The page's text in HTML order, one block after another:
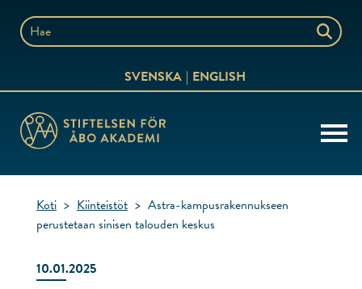
sisältöön
Hae
SVENSKA ENGLISH
Koti > Kiinteistöt > Astra-kampusrakennukseen
perustetaan sinisen talouden keskus
10.01.2025